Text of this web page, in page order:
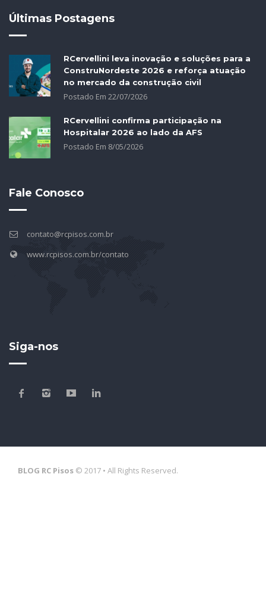
Últimas Postagens
RCervellini leva inovação e soluções para a
ConstruNordeste 2026 e reforça atuação
no mercado da construção civil
Postado Em 22/07/2026
RCervellini confirma participação na
Hospitalar 2026 ao lado da AFS
Postado Em 8/05/2026
Fale Conosco
contato@rcpisos.com.br
www.rcpisos.com.br/contato
Siga-nos
BLOG RC Pisos © 2017 • All Rights Reserved.